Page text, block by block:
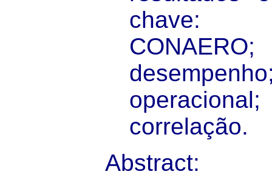
chave:
correlação.
Abstract: